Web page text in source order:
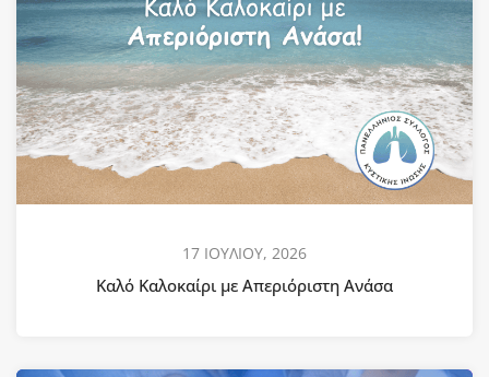
17 ΙΟΥΛΙΟΥ, 2026
Καλό Καλοκαίρι με Απεριόριστη Ανάσα